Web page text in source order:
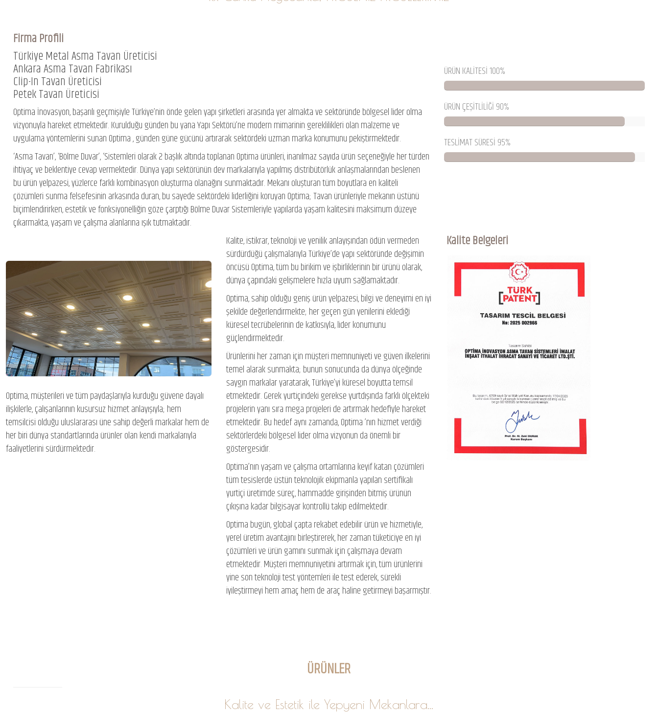
Firma Profili
Türkiye Metal Asma Tavan Üreticisi
Ankara Asma Tavan Fabrikası
Clip-In Tavan Üreticisi
Petek Tavan Üreticisi
Optima İnovasyon, başarılı geçmişiyle Türkiye’nin önde gelen yapı şirketleri arasında yer almakta ve sektöründe bölgesel lider olma
vizyonuyla hareket etmektedir. Kurulduğu günden bu yana Yapı Sektörü’ne modern mimarinin gereklilikleri olan malzeme ve
uygulama yöntemlerini sunan Optima , günden güne gücünü artırarak sektördeki uzman marka konumunu pekiştirmektedir.
‘Asma Tavan’, ‘Bölme Duvar’, ‘Sistemleri olarak 2 başlık altında toplanan Optima ürünleri, inanılmaz sayıda ürün seçeneğiyle her türden
ihtiyaç ve beklentiye cevap vermektedir. Dünya yapı sektörünün dev markalarıyla yapılmış distribütörlük anlaşmalarından beslenen
bu ürün yelpazesi, yüzlerce farklı kombinasyon oluşturma olanağını sunmaktadır. Mekanı oluşturan tüm boyutlara en kaliteli
çözümleri sunma felsefesinin arkasında duran, bu sayede sektördeki liderliğini koruyan Optima; Tavan ürünleriyle mekanın üstünü
biçimlendirirken, estetik ve fonksiyonelliğin göze çarptığı Bölme Duvar Sistemleriyle yapılarda yaşam kalitesini maksimum düzeye
çıkarmakta, yaşam ve çalışma alanlarına ışık tutmaktadır.
ÜRÜN KALİTESİ 100%
ÜRÜN ÇEŞİTLİLİĞİ 90%
TESLİMAT SÜRESİ 95%
Optima, müşterileri ve tüm paydaşlarıyla kurduğu güvene dayalı
ilişkilerle, çalışanlarının kusursuz hizmet anlayışıyla; hem
temsilcisi olduğu uluslararası üne sahip değerli markalar hem de
her biri dünya standartlarında ürünler olan kendi markalarıyla
faaliyetlerini sürdürmektedir.
Kalite, istikrar, teknoloji ve yenilik anlayışından ödün vermeden
sürdürdüğü çalışmalarıyla Türkiye’de yapı sektöründe değişimin
öncüsü Optima, tüm bu birikim ve işbirliklerinin bir ürünü olarak,
dünya çapındaki gelişmelere hızla uyum sağlamaktadır.
Optima, sahip olduğu geniş ürün yelpazesi, bilgi ve deneyimi en iyi
şekilde değerlendirmekte; her geçen gün yenilerini eklediği
küresel tecrübelerinin de katkısıyla, lider konumunu
güçlendirmektedir.
Ürünlerini her zaman için müşteri memnuniyeti ve güven ilkelerini
temel alarak sunmakta; bunun sonucunda da dünya ölçeğinde
saygın markalar yaratarak, Türkiye’yi küresel boyutta temsil
etmektedir. Gerek yurtiçindeki gerekse yurtdışında farklı ölçekteki
projelerin yanı sıra mega projeleri de artırmak hedefiyle hareket
etmektedir. Bu hedef aynı zamanda, Optima ’nın hizmet verdiği
sektörlerdeki bölgesel lider olma vizyonun da önemli bir
göstergesidir.
Optima’nın yaşam ve çalışma ortamlarına keyif katan çözümleri
tüm tesislerde üstün teknolojik ekipmanla yapılan sertifikalı
yurtiçi üretimde süreç, hammadde girişinden bitmiş ürünün
çıkışına kadar bilgisayar kontrollü takip edilmektedir.
Optima bugün, global çapta rekabet edebilir ürün ve hizmetiyle,
yerel üretim avantajını birleştirerek, her zaman tüketiciye en iyi
çözümleri ve ürün gamını sunmak için çalışmaya devam
etmektedir. Müşteri memnuniyetini artırmak için, tüm ürünlerini
yine son teknoloji test yöntemleri ile test ederek, sürekli
iyileştirmeyi hem amaç hem de araç haline getirmeyi başarmıştır.
Kalite Belgeleri
ÜRÜNLER
Kalite ve Estetik ile Yepyeni Mekanlara...